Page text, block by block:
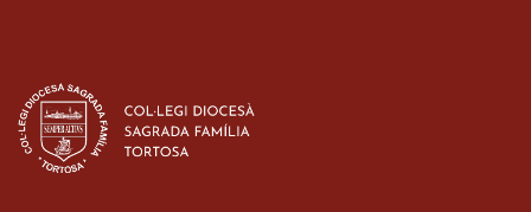
d’ESO-BSD a Irlanda
23 de març de 2026